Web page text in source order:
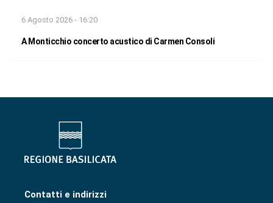
6 Agosto 2026 - 16:20
A Monticchio concerto acustico di Carmen Consoli
Contatti e indirizzi